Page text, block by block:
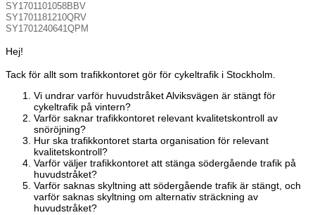
SY1701101058BBV
SY1701181210QRV
SY1701240641QPM
Hej!
Tack för allt som trafikkontoret gör för cykeltrafik i Stockholm.
Vi undrar varför huvudstråket Alviksvägen är stängt för
cykeltrafik på vintern?
Varför saknar trafikkontoret relevant kvalitetskontroll av
snöröjning?
Hur ska trafikkontoret starta organisation för relevant
kvalitetskontroll?
Varför väljer trafikkontoret att stänga södergående trafik på
huvudstråket?
Varför saknas skyltning att södergående trafik är stängt, och
varför saknas skyltning om alternativ sträckning av
huvudstråket?